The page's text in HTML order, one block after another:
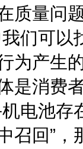
质量问
们可
为产生
是消费
电池
召回”